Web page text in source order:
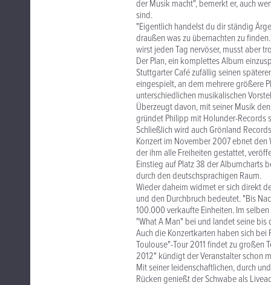
der Musik macht", bemerkt er, auch
sind.
"Eigentlich handelst du dir ständig
draußen was zu übernachten zu
wirst jeden Tag nervöser, musst aber
Der Plan, ein komplettes Album
Stuttgarter Café zufällig seinen
eingespielt, an dem mehrere größere
unterschiedlichen musikalischen
Überzeugt davon, mit seiner Musik
gründet Philipp mit Holunder-Records
Schließlich wird auch Grönland
Konzert im November 2007 ebnet
der ihm alle Freiheiten gestattet,
Einstieg auf Platz 38 der Albumcharts
durch den deutschsprachigen Raum.
Wieder daheim widmet er sich direkt
und den Durchbruch bedeutet. "Bis
100.000 verkaufte Einheiten. Im
"What A Man" bei und landet seine
Auch die Konzertkarten haben sich
Toulouse"-Tour 2011 findet zu großen
2012" kündigt der Veranstalter schon
Mit seiner leidenschaftlichen, durch
Rücken genießt der Schwabe als